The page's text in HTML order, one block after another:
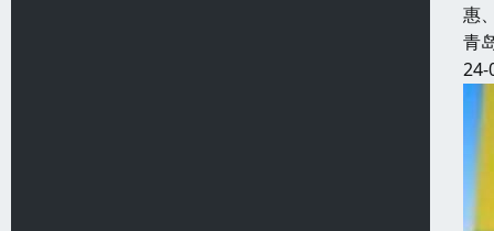
惠
青
24-